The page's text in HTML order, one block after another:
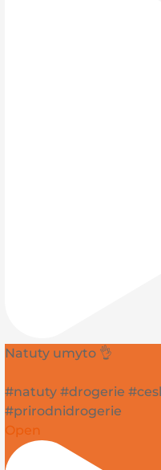
Natuty umyto 👌
#natuty #drogerie
#prirodnidrogerie
Open